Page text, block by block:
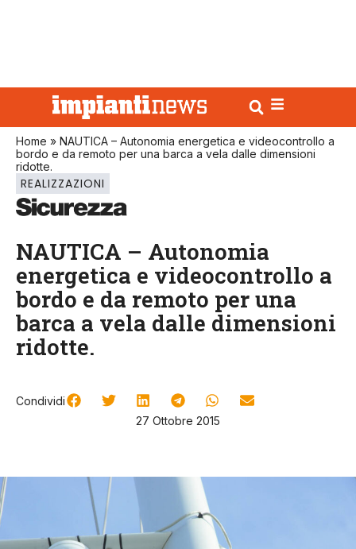
Home » NAUTICA – Autonomia energetica e videocontrollo a
bordo e da remoto per una barca a vela dalle dimensioni
ridotte.
REALIZZAZIONI
NAUTICA – Autonomia
energetica e videocontrollo a
bordo e da remoto per una
barca a vela dalle dimensioni
ridotte.
Condividi
27 Ottobre 2015